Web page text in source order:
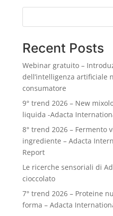
Recent Posts
Webinar gratuito –
dell’intelligenza artificiale
consumatore
9° trend 2026 – New
liquida -Adacta
8° trend 2026 – Fermento
ingrediente – Adacta
Report
Le ricerche sensoriali di
cioccolato
7° trend 2026 – Proteine
forma – Adacta